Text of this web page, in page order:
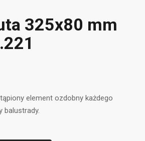
325x80 mm
element ozdobny każdego
balustrady.